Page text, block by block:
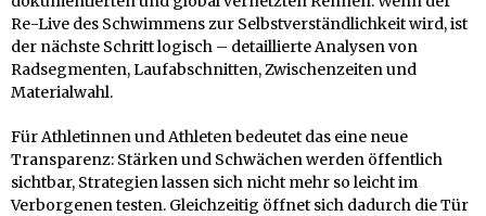
Re-Live des Schwimmens zur Selbstverständlichkeit wird, ist
der nächste Schritt logisch – detaillierte Analysen von
Radsegmenten, Laufabschnitten, Zwischenzeiten und
Materialwahl.
Für Athletinnen und Athleten bedeutet das eine neue
Transparenz: Stärken und Schwächen werden öffentlich
sichtbar, Strategien lassen sich nicht mehr so leicht im
Verborgenen testen. Gleichzeitig öffnet sich dadurch die Tür